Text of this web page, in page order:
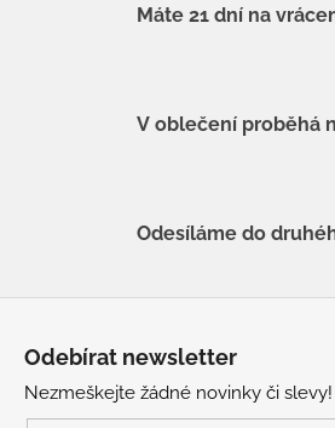
Máte 21 dní na
V oblečení proběhá
Odesíláme do
Odebírat newsletter
Nezmeškejte žádné novinky či slevy!